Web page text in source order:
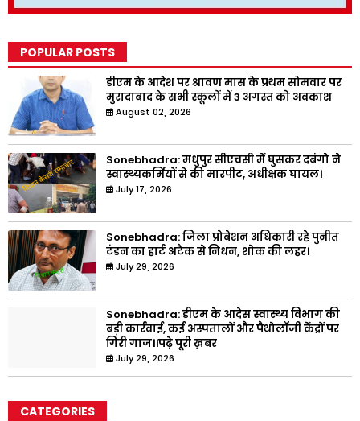
POPULAR POSTS
डीएम के आदेश पर श्रावण मास के प्रथम सोमवार पर
मुरादाबाद के सभी स्कूलों में 3 अगस्त को अवकाश
August 02, 2026
Sonebhadra: मधुपुर सीएचसी में घुसकर दबंगो ने
स्वास्थ्यकर्मियों से की मारपीट, अधीक्षक घायल।
July 17, 2026
Sonebhadra: जिला प्रोबेशन अधिकारी रहे पुनीत
टंडन का हार्ट अटैक से निधन, शोक की लहर।
July 29, 2026
Sonebhadra: डीएम के आदेस स्वास्थ्य विभाग की
बड़ी कार्रवाई, कई अस्पतालों और पैथोलॉजी केंद्रों पर
गिरी गाज।।पढ़े पूरी ख़बर
July 29, 2026
CATEGORIES